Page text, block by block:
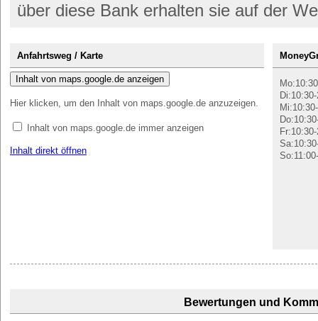
über diese Bank erhalten sie auf der
Anfahrtsweg / Karte
Inhalt von maps.google.de anzeigen
Hier klicken, um den Inhalt von maps.google.de anzuzeigen.
Inhalt von maps.google.de immer anzeigen
Inhalt direkt öffnen
Bewertungen und